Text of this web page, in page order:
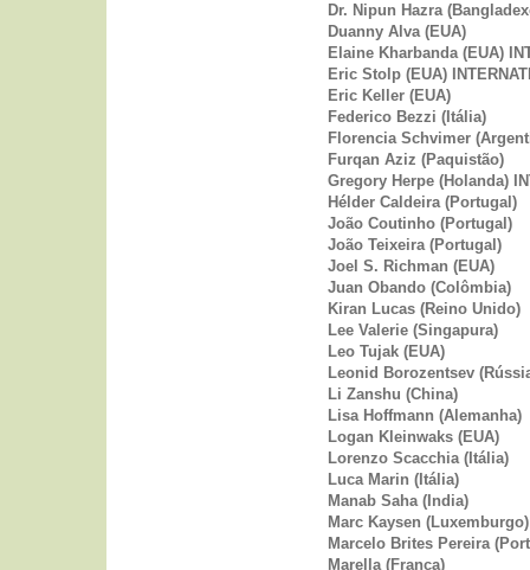
Dr. Nipun Hazra
Duanny Alva (EUA)
Elaine Kharbanda (EUA)
Eric Stolp (EUA)
Eric Keller (EUA)
Federico Bezzi (Itália)
Florencia Schvimer
Furqan Aziz (Paquistão)
Gregory Herpe (Holanda)
Hélder Caldeira (Portugal)
João Coutinho (Portugal)
João Teixeira (Portugal)
Joel S. Richman (EUA)
Juan Obando (Colômbia)
Kiran Lucas (Reino Unido)
Lee Valerie (Singapura)
Leo Tujak (EUA)
Leonid Borozentsev
Li Zanshu (China)
Lisa Hoffmann (Alemanha)
Logan Kleinwaks (EUA)
Lorenzo Scacchia (Itália)
Luca Marin (Itália)
Manab Saha (India)
Marc Kaysen
Marcelo Brites Pereira
Marella (França)